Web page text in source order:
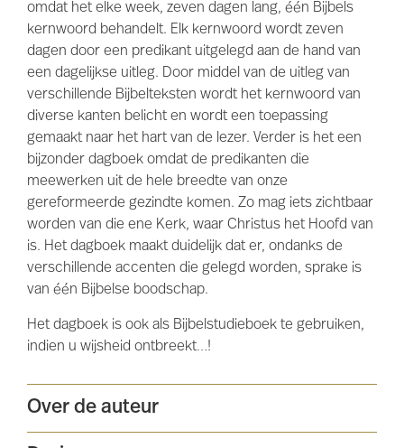
omdat het elke week, zeven dagen lang, één Bijbels
kernwoord behandelt. Elk kernwoord wordt zeven
dagen door een predikant uitgelegd aan de hand van
een dagelijkse uitleg. Door middel van de uitleg van
verschillende Bijbelteksten wordt het kernwoord van
diverse kanten belicht en wordt een toepassing
gemaakt naar het hart van de lezer. Verder is het een
bijzonder dagboek omdat de predikanten die
meewerken uit de hele breedte van onze
gereformeerde gezindte komen. Zo mag iets zichtbaar
worden van die ene Kerk, waar Christus het Hoofd van
is. Het dagboek maakt duidelijk dat er, ondanks de
verschillende accenten die gelegd worden, sprake is
van één Bijbelse boodschap.
Het dagboek is ook als Bijbelstudieboek te gebruiken,
indien u wijsheid ontbreekt…!
Over de auteur